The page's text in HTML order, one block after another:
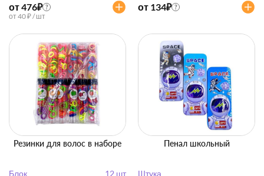
от 476₽ ?
от 40 ₽ / шт
от 134₽ ?
Резинки для волос в наборе
Блок 12 шт
Пенал школьный
Штука